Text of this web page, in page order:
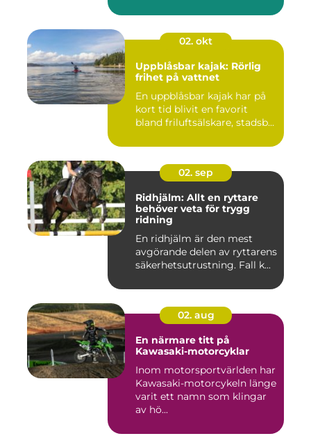
02. okt
Uppblåsbar kajak: Rörlig
frihet på vattnet
En uppblåsbar kajak har på
kort tid blivit en favorit
bland friluftsälskare, stadsb...
02. sep
Ridhjälm: Allt en ryttare
behöver veta för trygg
ridning
En ridhjälm är den mest
avgörande delen av ryttarens
säkerhetsutrustning. Fall k...
02. aug
En närmare titt på
Kawasaki-motorcyklar
Inom motorsportvärlden har
Kawasaki-motorcykeln länge
varit ett namn som klingar
av hö...